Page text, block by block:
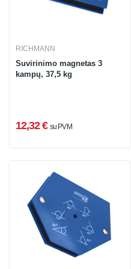
RICHMANN
Suvirinimo magnetas 3
kampų, 37,5 kg
12,32 € su PVM